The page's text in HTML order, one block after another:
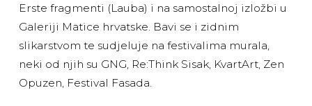
Erste fragmenti (Lauba) i na samostalnoj izložbi u
Galeriji Matice hrvatske. Bavi se i zidnim
slikarstvom te sudjeluje na festivalima murala,
neki od njih su GNG, Re:Think Sisak, KvartArt, Zen
Opuzen, Festival Fasada.